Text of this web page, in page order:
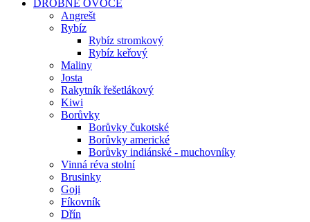
DROBNÉ OVOCE
Angrešt
Rybíz
Rybíz stromkový
Rybíz keřový
Maliny
Josta
Rakytník řešetlákový
Kiwi
Borůvky
Borůvky čukotské
Borůvky americké
Borůvky indiánské - muchovníky
Vinná réva stolní
Brusinky
Goji
Fíkovník
Dřín